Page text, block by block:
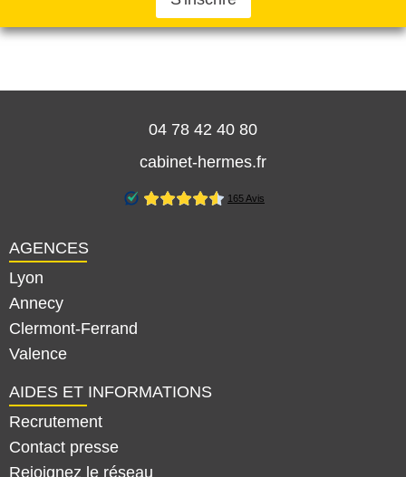
04 78 42 40 80
cabinet-hermes.fr
AGENCES
Lyon
Annecy
Clermont-Ferrand
Valence
AIDES ET INFORMATIONS
Recrutement
Contact presse
Rejoignez le réseau